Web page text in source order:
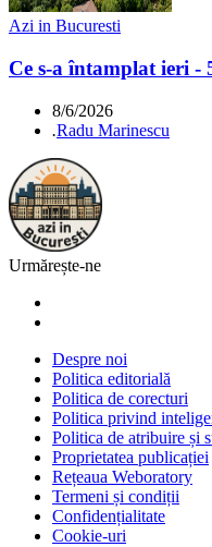
Azi in Bucuresti
Ce s-a întamplat ieri -
8/6/2026
.Radu Marinescu
Urmărește-ne
Despre noi
Politica editorială
Politica de corecturi
Politica privind
Politica de atribuire și
Proprietatea publicației
Rețeaua Weboratory
Termeni și condiții
Confidențialitate
Cookie-uri